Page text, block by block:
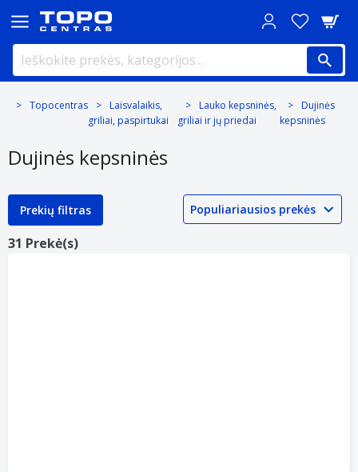
Topocentras
Laisvalaikis,
griliai, paspirtukai
Lauko kepsninės,
griliai ir jų priedai
Dujinės
kepsninės
Dujinės kepsninės
Prekių filtras
31 Prekė(s)